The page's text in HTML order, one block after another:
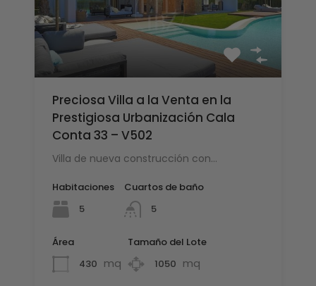
Preciosa Villa a la Venta en la
Prestigiosa Urbanización Cala
Conta 33 – V502
Villa de nueva construcción con…
Habitaciones
5
Cuartos de baño
5
Área
430 mq
Tamaño del Lote
1050 mq